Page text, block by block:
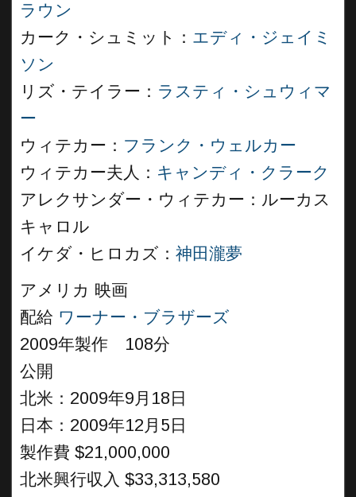
ラウン
カーク・シュミット： エディ・ジェイミ
ソン
リズ・テイラー： ラスティ・シュウィマ
ー
ウィテカー： フランク・ウェルカー
ウィテカー夫人： キャンディ・クラーク
アレクサンダー・ウィテカー：ルーカス
キャロル
イケダ・ヒロカズ： 神田瀧夢
アメリカ 映画
配給 ワーナー・ブラザーズ
2009年製作 108分
公開
北米：2009年9月18日
日本：2009年12月5日
製作費 $21,000,000
北米興行収入 $33,313,580